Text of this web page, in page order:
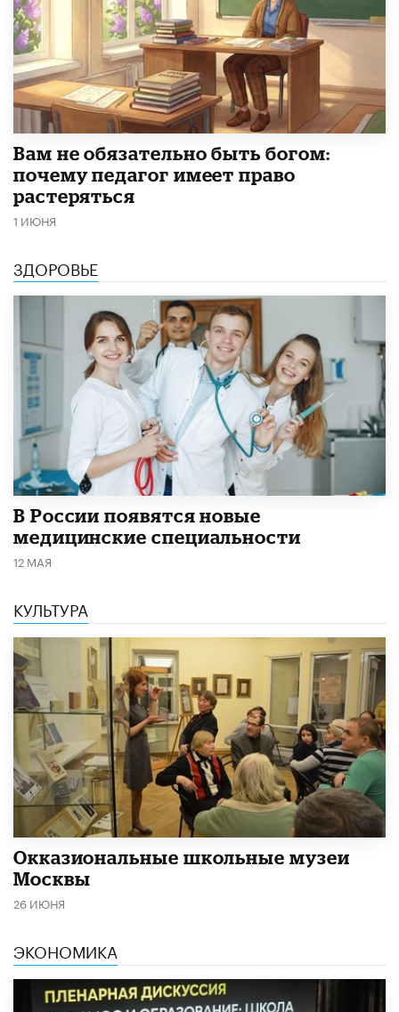
​Вам не обязательно быть богом:
почему педагог имеет право
растеряться
1 ИЮНЯ
ЗДОРОВЬЕ
В России появятся новые
медицинские специальности
12 МАЯ
КУЛЬТУРА
​Окказиональные школьные музеи
Москвы
26 ИЮНЯ
ЭКОНОМИКА